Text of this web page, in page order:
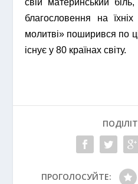
благословення на
молитві» поширився по
існує у 80 країнах світу.
ПРОГОЛОСУЙТЕ: